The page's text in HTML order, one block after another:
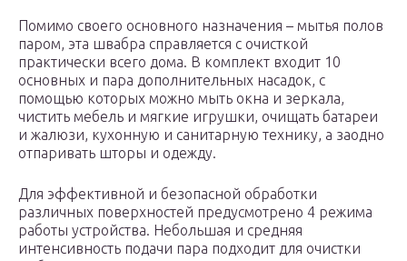
Помимо своего основного назначения – мытья полов
паром, эта швабра справляется с очисткой
практически всего дома. В комплект входит 10
основных и пара дополнительных насадок, с
помощью которых можно мыть окна и зеркала,
чистить мебель и мягкие игрушки, очищать батареи
и жалюзи, кухонную и санитарную технику, а заодно
отпаривать шторы и одежду.
Для эффективной и безопасной обработки
различных поверхностей предусмотрено 4 режима
работы устройства. Небольшая и средняя
интенсивность подачи пара подходит для очистки